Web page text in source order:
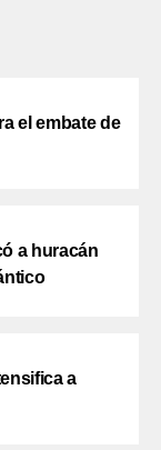
el embate de
a huracán
a